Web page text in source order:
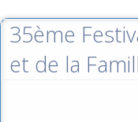
35ème
et de la